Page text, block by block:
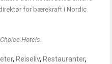
for bærekraft i Nordic
Hotels.
, Reiseliv, Restauranter,